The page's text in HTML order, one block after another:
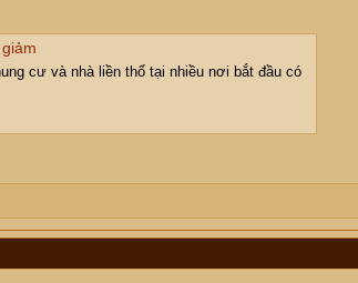
cư và nhà liền thổ tại nhiều nơi bắt đầu có